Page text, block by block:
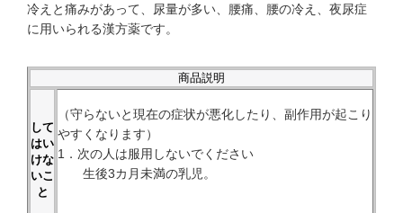
冷えと痛みがあって、尿量が多い、腰痛、腰の冷え、夜尿症
に用いられる漢方薬です。
商品説明
して
はい
けな
いこ
と
（守らないと現在の症状が悪化したり、副作用が起こり
やすくなります）
1．次の人は服用しないでください
生後3カ月未満の乳児。